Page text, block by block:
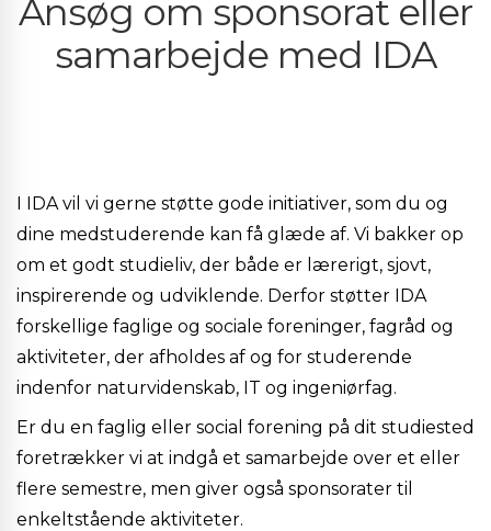
Ansøg om sponsorat eller
samarbejde med IDA
I IDA vil vi gerne støtte gode initiativer, som du og
dine medstuderende kan få glæde af. Vi bakker op
om et godt studieliv, der både er lærerigt, sjovt,
inspirerende og udviklende. Derfor støtter IDA
forskellige faglige og sociale foreninger, fagråd og
aktiviteter, der afholdes af og for studerende
indenfor naturvidenskab, IT og ingeniørfag.
Er du en faglig eller social forening på dit studiested
foretrækker vi at indgå et samarbejde over et eller
flere semestre, men giver også sponsorater til
enkeltstående aktiviteter.